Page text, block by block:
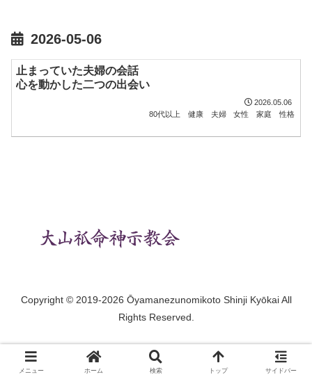
2026-05-06
止まっていた夫婦の会話
心を動かした二つの出会い
2026.05.06
80代以上
健康 夫婦 女性 家庭 性格
Copyright © 2019-2026 Ōyamanezunomikoto Shinji Kyōkai All
Rights Reserved.
メニュー ホーム 検索 トップ サイドバー